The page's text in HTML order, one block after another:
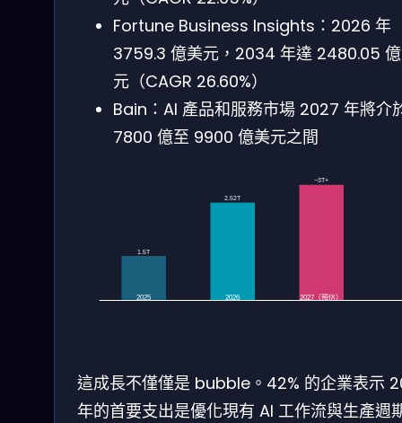
Fortune Business Insights：2026 年
3759.3 億美元，2034 年達 2480.05
元（CAGR 26.60%）
Bain：AI 產品和服務市場 2027 年將介
7800 億至 9900 億美元之間
1.5T
2025
2.52T
2026
~3T+
2027（預估）
這成長不僅僅是 bubble。42% 的企業表示
年的首要支出是優化現有 AI 工作流與生產週